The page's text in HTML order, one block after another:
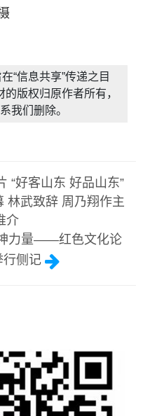
“信息共享”传递之目
版权归原作者所有，
我们删除。
“好客山东 好品山东”
林武致辞 周乃翔作主
介
力量——红色文化论
行侧记